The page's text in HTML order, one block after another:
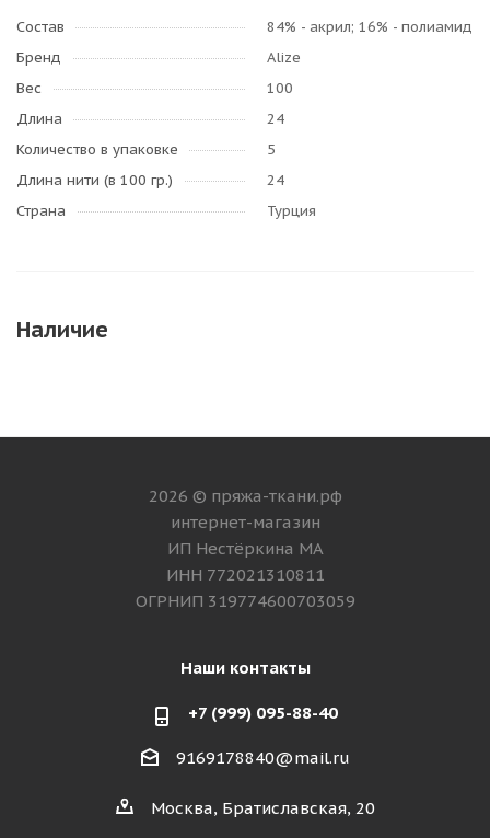
Состав
84% - акрил; 16% - полиамид
Бренд
Alize
Вес
100
Длина
24
Количество в упаковке
5
Длина нити (в 100 гр.)
24
Страна
Турция
Наличие
2026 © пряжа-ткани.рф
интернет-магазин
ИП Нестёркина МА
ИНН 772021310811
ОГРНИП 319774600703059
Наши контакты
+7 (999) 095-88-40
9169178840@mail.ru
Москва, Братиславская, 20